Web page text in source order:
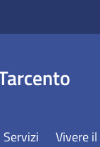
Servizi Vivere